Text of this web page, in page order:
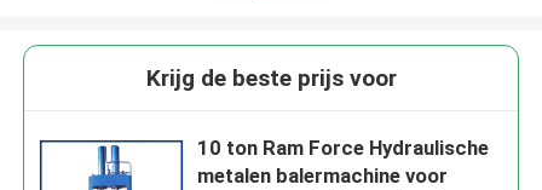
Krijg de beste prijs voor
10 ton Ram Force Hydraulische
metalen balermachine voor